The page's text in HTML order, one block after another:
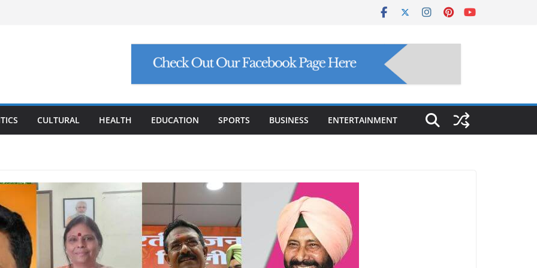
ମାଗିଲେ ଉନ୍ନୟନ କମିଶନର, ସଚିବଙ୍କୁ କଠୋର
ଠକେଇ, ମୁଖ୍ୟ ପ୍ରଶାସକଙ୍କ ଦସ୍ତଖତ ଜାଲ୍
ସୁପ୍ରିମକୋର୍ଟଙ୍କ ବଡ଼ ନିର୍ଦ୍ଦେଶ
୮ ଗ୍ରାମ ସୁନା-ଶାଢ଼ୀ, ଏଆଇ ପ୍ରଶିକ୍ଷଣ ପାଇଁ ୫
CULTURAL HEALTH EDUCATION SPORTS BUSINESS ENTERTAINMENT